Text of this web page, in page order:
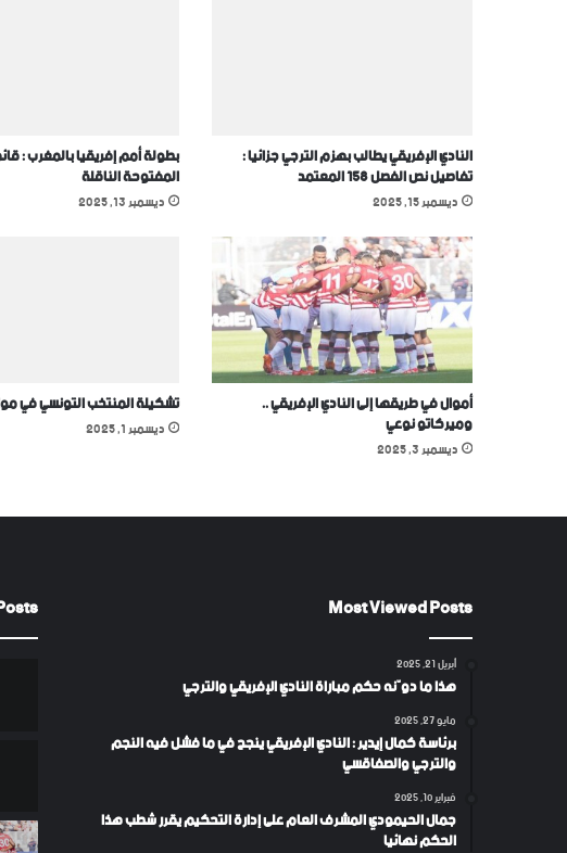
النادي الإفريقي يطالب بهزم الترجي جزائيا :
تفاصيل نص الفصل 158 المعتمد
ديسمبر 15, 2025
بطولة أمم إفريقيا بالمغرب :
المفتوحة الناقلة
ديسمبر 13, 2025
أموال في طريقها إلى النادي الإفريقي ..
وميركاتو نوعي
ديسمبر 3, 2025
تشكيلة المنتخب التونسي في
ديسمبر 1, 2025
Most Viewed Posts
أبريل 21, 2025
هذا ما دوّنه حكم مباراة النادي الإفريقي والترجي
مايو 27, 2025
برئاسة كمال إيدير : النادي الإفريقي ينجح في ما فشل فيه النجم
والترجي والصفاقسي
فبراير 10, 2025
جمال الحيمودي المشرف العام على إدارة التحكيم يقرر شطب هذا
الحكم نهائيا